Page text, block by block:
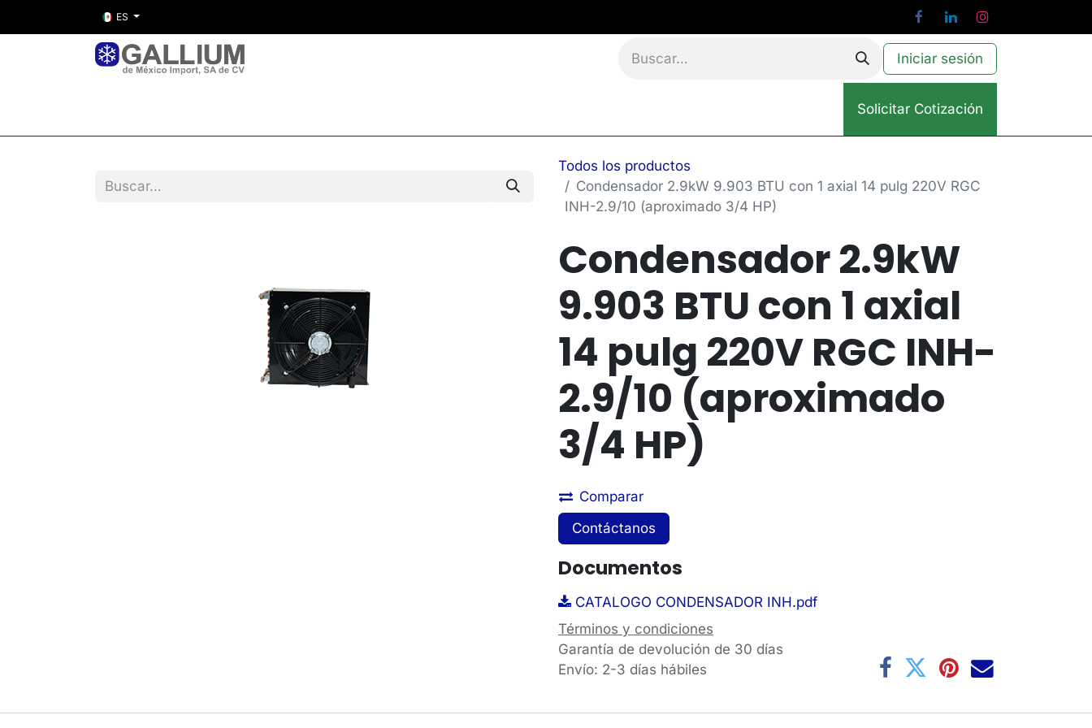
ES
Iniciar sesión
Solicitar Cotización
Todos los productos
Condensador 2.9kW 9.903 BTU con 1 axial 14 pulg 220V RGC
INH-2.9/10 (aproximado 3/4 HP)
Condensador 2.9kW
9.903 BTU con 1 axial
14 pulg 220V RGC INH-
2.9/10 (aproximado
3/4 HP)
Comparar
Contáctanos
Documentos
CATALOGO CONDENSADOR INH.pdf
Términos y condiciones
Garantía de devolución de 30 días
Envío: 2-3 días hábiles